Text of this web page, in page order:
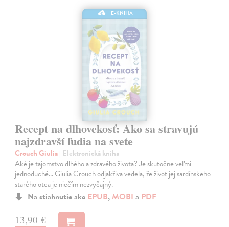
E-KNIHA
Recept na dlhovekosť: Ako sa stravujú
najzdravší ľudia na svete
Crouch Giulia| Elektronická kniha
Aké je tajomstvo dlhého a zdravého života? Je skutočne veľmi
jednoduché... Giulia Crouch odjakživa vedela, že život jej sardínskeho
starého otca je niečím nezvyčajný.
Na stiahnutie ako EPUB, MOBI a PDF
13,90 €